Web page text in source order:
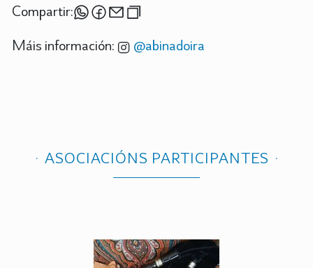
Compartir:
Máis información:
@abinadoira
ASOCIACIÓNS PARTICIPANTES